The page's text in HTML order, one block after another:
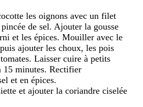
les oignons avec un filet
de sel. Ajouter la gousse
et les épices. Mouiller avec le
ajouter les choux, les pois
Laisser cuire à petits
15 minutes. Rectifier
et en épices.
et ajouter la coriandre ciselée